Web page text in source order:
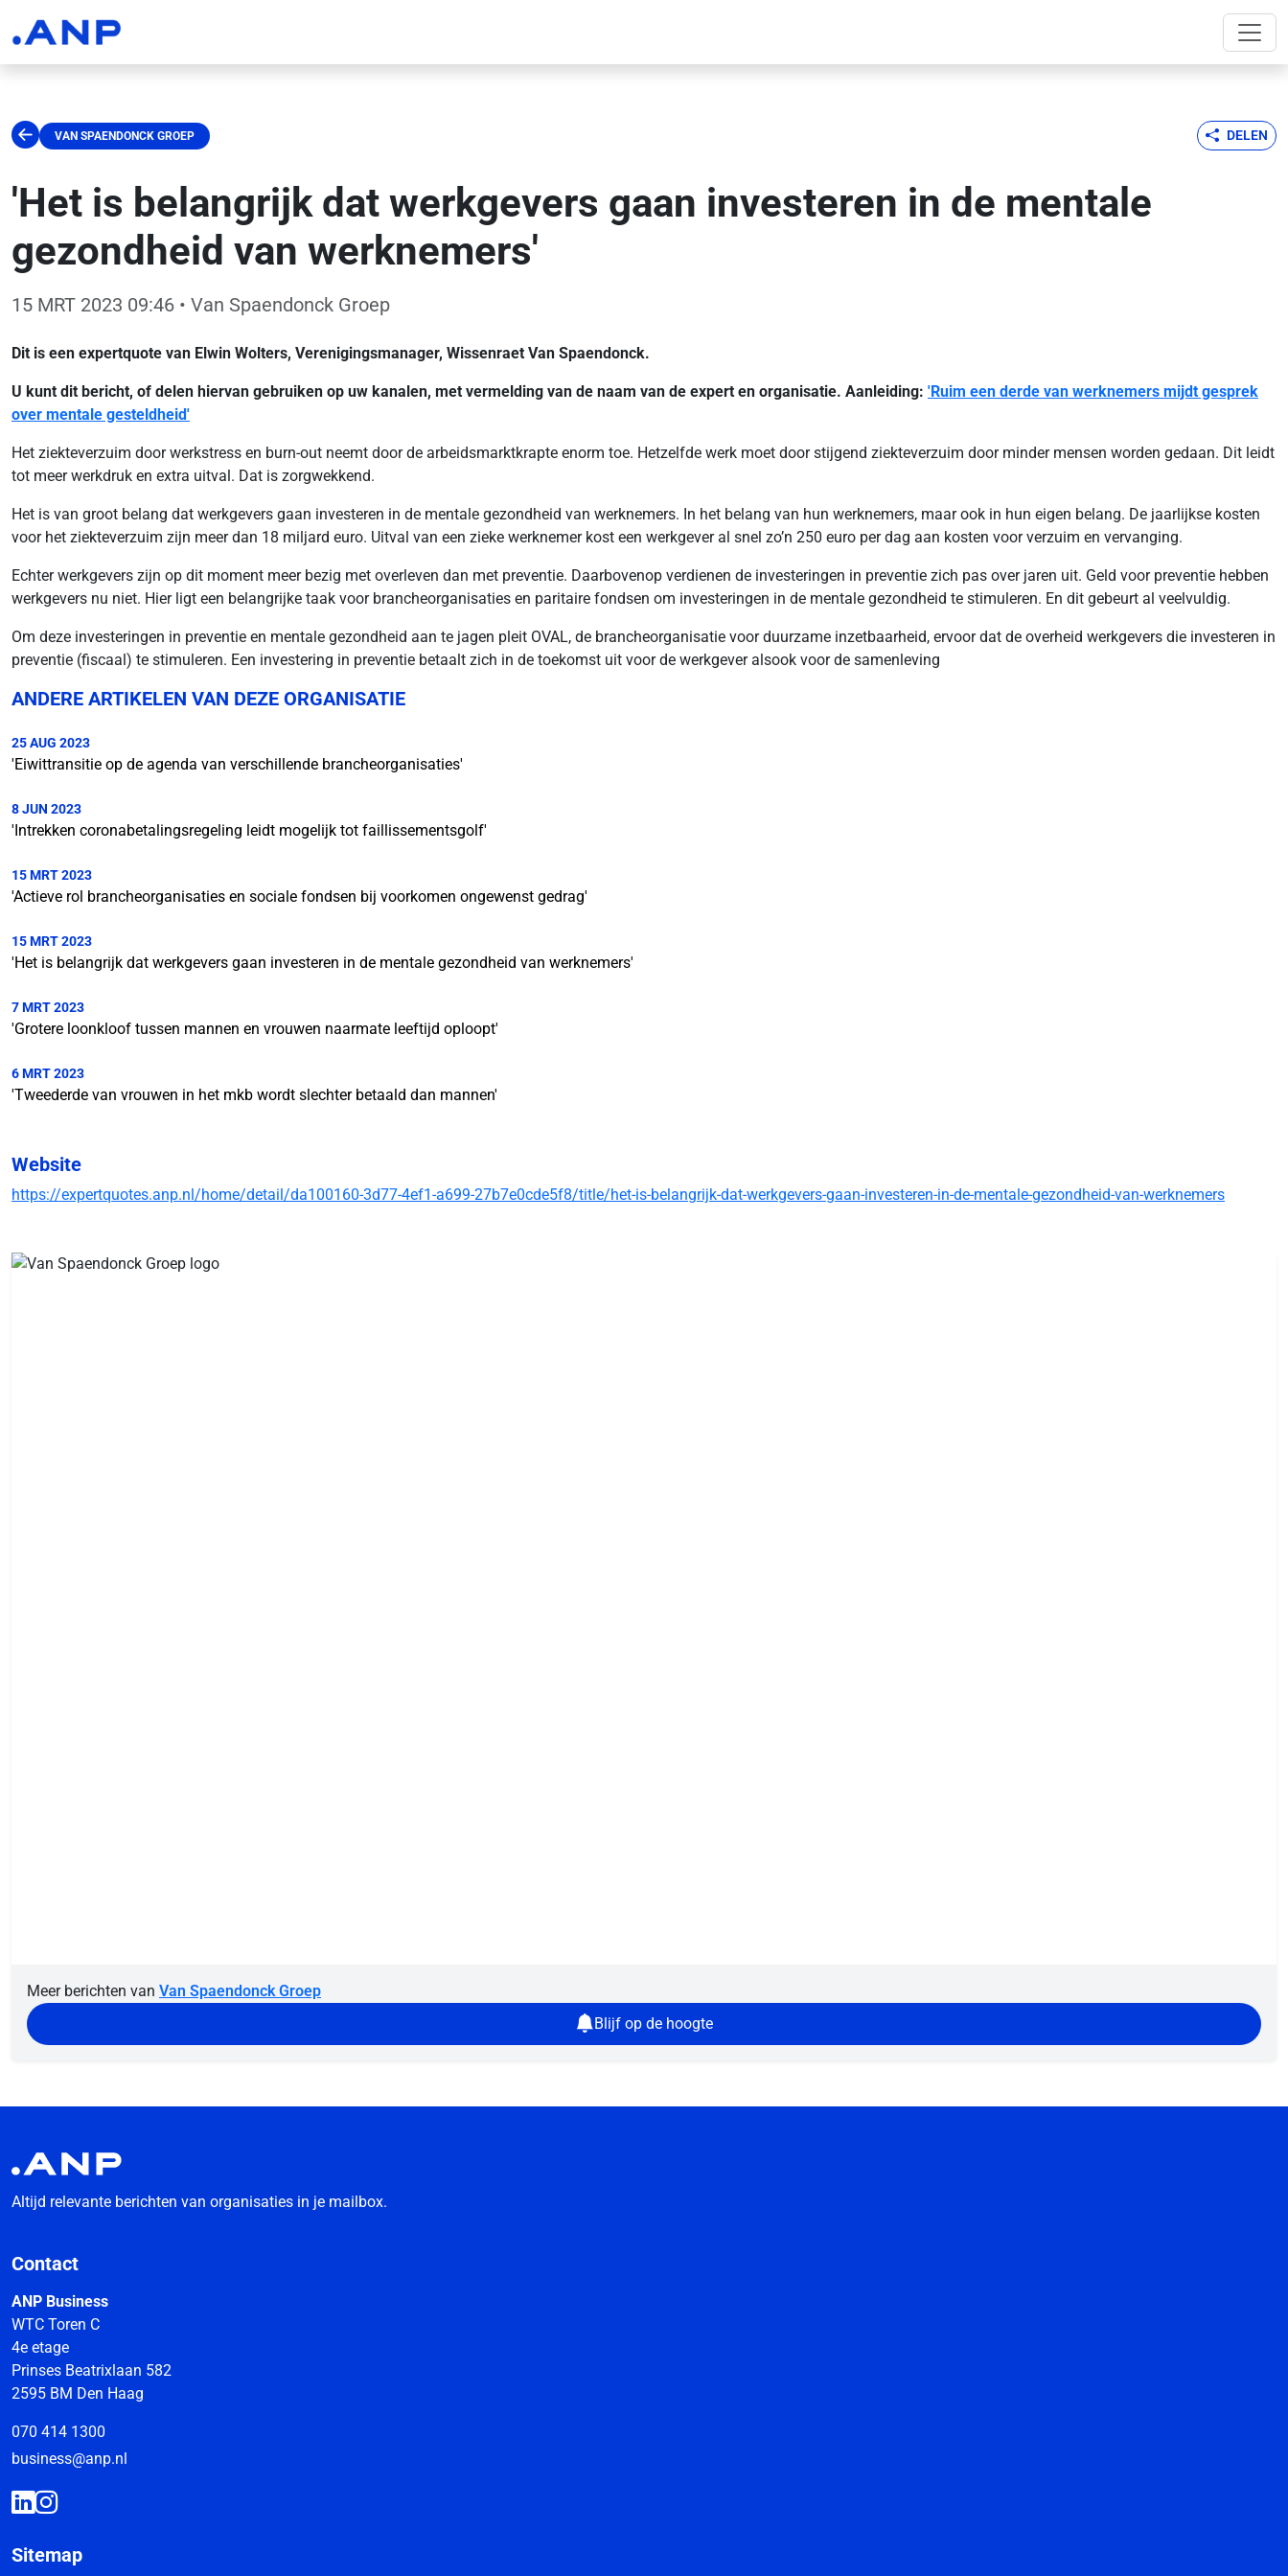
VAN SPAENDONCK GROEP DELEN
'Het is belangrijk dat werkgevers gaan investeren in de mentale
gezondheid van werknemers'
15 MRT 2023 09:46 • Van Spaendonck Groep
Dit is een expertquote van Elwin Wolters, Verenigingsmanager, Wissenraet Van Spaendonck.
U kunt dit bericht, of delen hiervan gebruiken op uw kanalen, met vermelding van de naam van de expert en organisatie. Aanleiding: 'Ruim een derde van werknemers mijdt gesprek
over mentale gesteldheid'
Het ziekteverzuim door werkstress en burn-out neemt door de arbeidsmarktkrapte enorm toe. Hetzelfde werk moet door stijgend ziekteverzuim door minder mensen worden gedaan. Dit leidt
tot meer werkdruk en extra uitval. Dat is zorgwekkend.
Het is van groot belang dat werkgevers gaan investeren in de mentale gezondheid van werknemers. In het belang van hun werknemers, maar ook in hun eigen belang. De jaarlijkse kosten
voor het ziekteverzuim zijn meer dan 18 miljard euro. Uitval van een zieke werknemer kost een werkgever al snel zo’n 250 euro per dag aan kosten voor verzuim en vervanging.
Echter werkgevers zijn op dit moment meer bezig met overleven dan met preventie. Daarbovenop verdienen de investeringen in preventie zich pas over jaren uit. Geld voor preventie hebben
werkgevers nu niet. Hier ligt een belangrijke taak voor brancheorganisaties en paritaire fondsen om investeringen in de mentale gezondheid te stimuleren. En dit gebeurt al veelvuldig.
Om deze investeringen in preventie en mentale gezondheid aan te jagen pleit OVAL, de brancheorganisatie voor duurzame inzetbaarheid, ervoor dat de overheid werkgevers die investeren in
preventie (fiscaal) te stimuleren. Een investering in preventie betaalt zich in de toekomst uit voor de werkgever alsook voor de samenleving
ANDERE ARTIKELEN VAN DEZE ORGANISATIE
25 AUG 2023
'Eiwittransitie op de agenda van verschillende brancheorganisaties'
8 JUN 2023
'Intrekken coronabetalingsregeling leidt mogelijk tot faillissementsgolf'
15 MRT 2023
'Actieve rol brancheorganisaties en sociale fondsen bij voorkomen ongewenst gedrag'
15 MRT 2023
'Het is belangrijk dat werkgevers gaan investeren in de mentale gezondheid van werknemers'
7 MRT 2023
'Grotere loonkloof tussen mannen en vrouwen naarmate leeftijd oploopt'
6 MRT 2023
'Tweederde van vrouwen in het mkb wordt slechter betaald dan mannen'
Website
https://expertquotes.anp.nl/home/detail/da100160-3d77-4ef1-a699-27b7e0cde5f8/title/het-is-belangrijk-dat-werkgevers-gaan-investeren-in-de-mentale-gezondheid-van-werknemers
Meer berichten van Van Spaendonck Groep
Blijf op de hoogte
Altijd relevante berichten van organisaties in je mailbox.
Contact
ANP Business
WTC Toren C
4e etage
Prinses Beatrixlaan 582
2595 BM Den Haag
070 414 1300
business@anp.nl
Sitemap